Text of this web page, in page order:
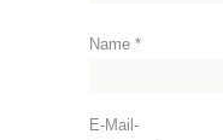
Name *
E-Mail-